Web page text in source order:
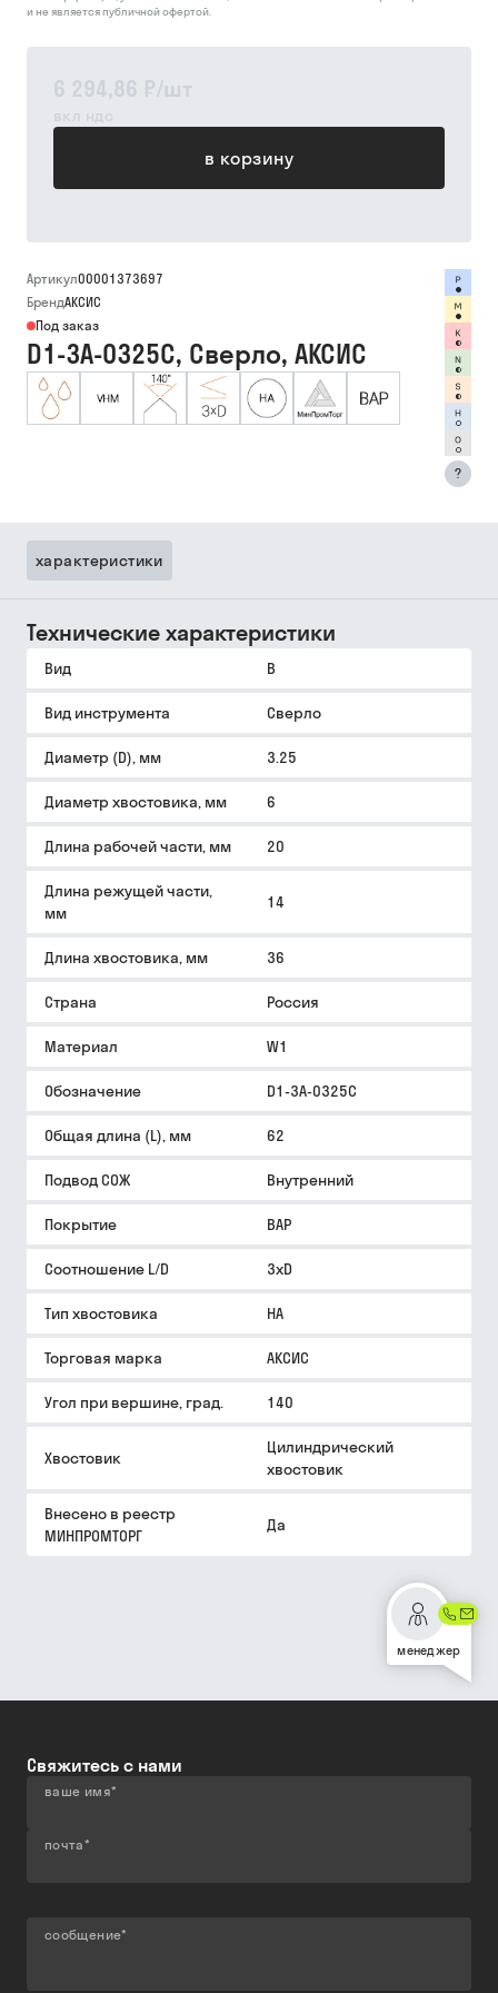
6 294,86 ₽/шт
вкл ндс
в корзину
и не является публичной офертой.
Артикул00001373697
БрендАКСИС
Под заказ
D1-3A-0325C, Сверло, АКСИС
?
характеристики
Технические характеристики
Вид B
Вид инструмента Сверло
Диаметр (D), мм 3.25
Диаметр хвостовика, мм 6
Длина рабочей части, мм 20
Длина режущей части,
мм
14
Длина хвостовика, мм 36
Страна Россия
Материал W1
Обозначение D1-3A-0325C
Общая длина (L), мм 62
Подвод СОЖ Внутренний
Покрытие BAP
Соотношение L/D 3xD
Тип хвостовика HA
Торговая марка АКСИС
Угол при вершине, град. 140
Хвостовик
Цилиндрический
хвостовик
Внесено в реестр
МИНПРОМТОРГ
Да
менеджер
Свяжитесь с нами
ваше имя*
почта*
сообщение*